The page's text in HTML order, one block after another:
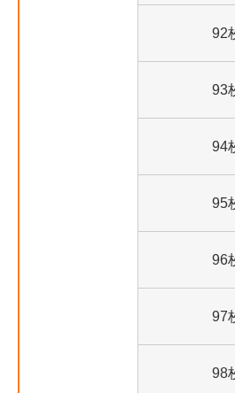
92
93
94
95
96
97
98